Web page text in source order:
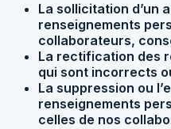
La sollicitation d’un
renseignements
collaborateurs,
La rectification des
qui sont incorrects
La suppression ou
renseignements
celles de nos